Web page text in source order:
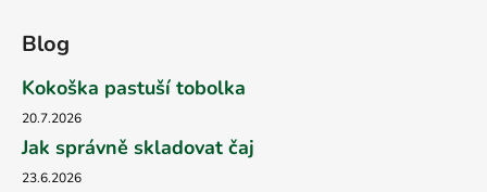
Blog
Kokoška pastuší tobolka
20.7.2026
Jak správně skladovat čaj
23.6.2026